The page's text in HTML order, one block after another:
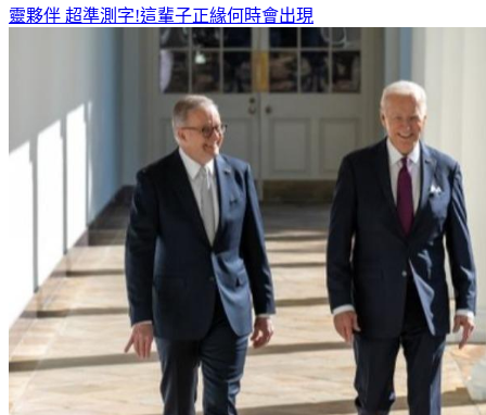
靈夥伴 超準測字!這輩子正緣何時會出現